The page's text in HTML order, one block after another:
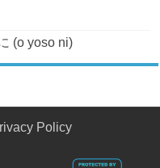
(o yoso ni)
Policy